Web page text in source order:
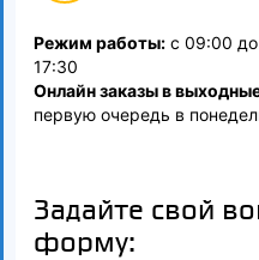
Режим работы: с 09:00
17:30
Онлайн заказы в
первую очередь в
Задайте свой
форму: